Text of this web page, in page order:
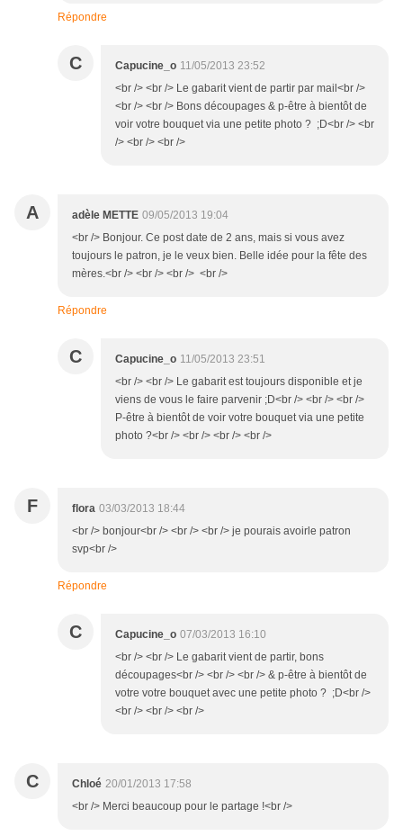
Répondre
C Capucine_o 11/05/2013 23:52
<br /> <br /> Le gabarit vient de partir par mail<br />
<br /> <br /> Bons découpages & p-être à bientôt de
voir votre bouquet via une petite photo ? ;D<br /> <br
/> <br /> <br />
A adèle METTE 09/05/2013 19:04
<br /> Bonjour. Ce post date de 2 ans, mais si vous avez
toujours le patron, je le veux bien. Belle idée pour la fête des
mères.<br /> <br /> <br /> <br />
Répondre
C Capucine_o 11/05/2013 23:51
<br /> <br /> Le gabarit est toujours disponible et je
viens de vous le faire parvenir ;D<br /> <br /> <br />
P-être à bientôt de voir votre bouquet via une petite
photo ?<br /> <br /> <br /> <br />
F flora 03/03/2013 18:44
<br /> bonjour<br /> <br /> <br /> je pourais avoirle patron
svp<br />
Répondre
C Capucine_o 07/03/2013 16:10
<br /> <br /> Le gabarit vient de partir, bons
découpages<br /> <br /> <br /> & p-être à bientôt de
votre votre bouquet avec une petite photo ? ;D<br />
<br /> <br /> <br />
C Chloé 20/01/2013 17:58
<br /> Merci beaucoup pour le partage !<br />